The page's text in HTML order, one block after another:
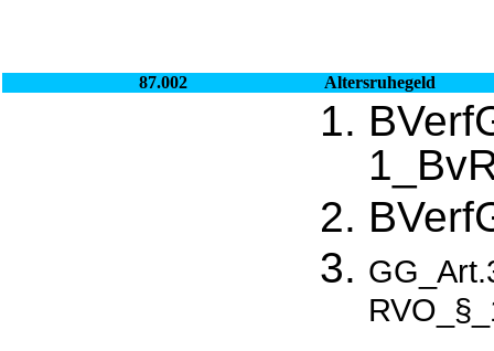
87.002 Altersruhegeld